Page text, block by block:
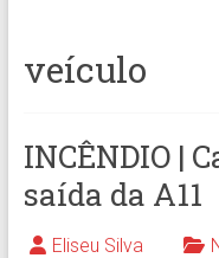
veículo
INCÊNDIO |
saída da A11
Eliseu Silva